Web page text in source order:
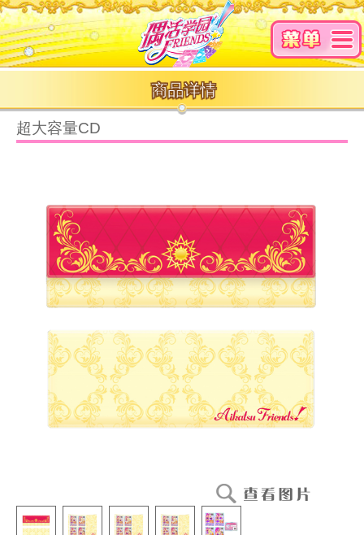
商品详情
超大容量CD